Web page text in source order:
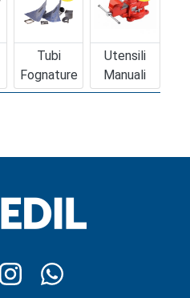
Tubi
Fognature
Utensili
Manuali